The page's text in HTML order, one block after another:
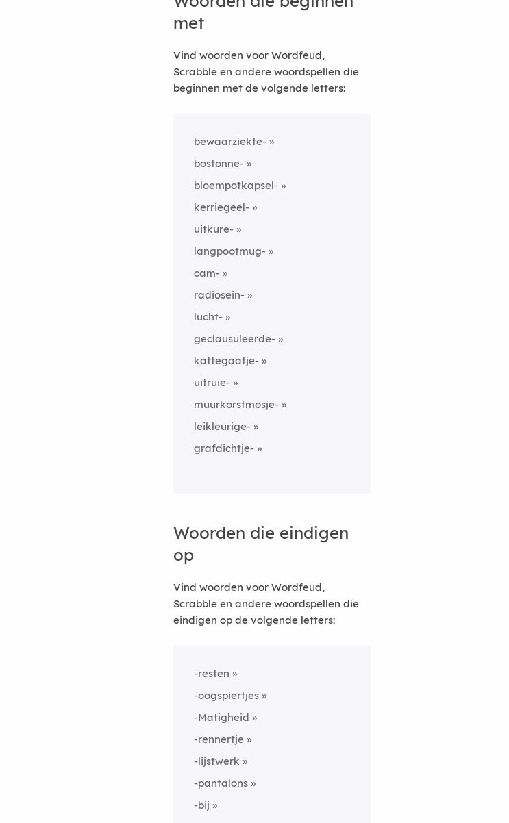
met
Vind woorden voor Wordfeud,
Scrabble en andere woordspellen die
beginnen met de volgende letters:
bewaarziekte-
bostonne-
bloempotkapsel-
kerriegeel-
uitkure-
langpootmug-
cam-
radiosein-
lucht-
geclausuleerde-
kattegaatje-
uitruie-
muurkorstmosje-
leikleurige-
grafdichtje-
Woorden die eindigen
op
Vind woorden voor Wordfeud,
Scrabble en andere woordspellen die
eindigen op de volgende letters:
-resten
-oogspiertjes
-Matigheid
-rennertje
-lijstwerk
-pantalons
-bij